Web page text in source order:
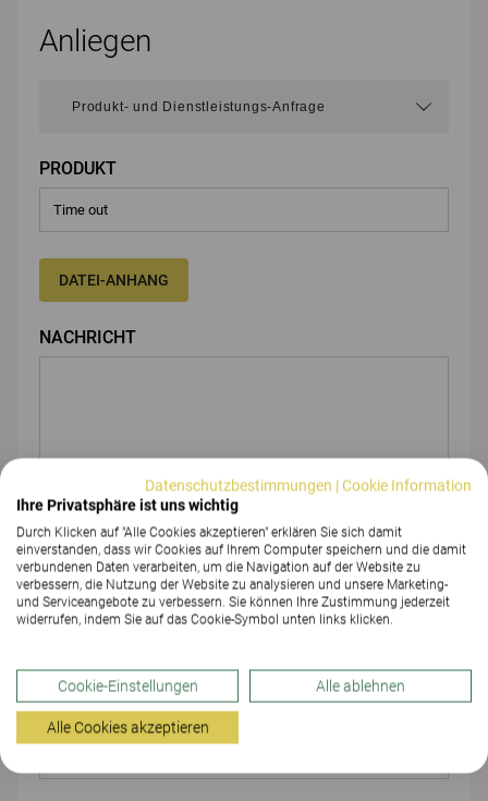
Anliegen
PRODUKT
DATEI-ANHANG
NACHRICHT
Ihre Angaben
VORNAME*
NACHNAME*
Datenschutzbestimmungen |Cookie Information
Ihre Privatsphäre ist uns wichtig
Durch Klicken auf "Alle Cookies akzeptieren" erklären Sie sich damit
einverstanden, dass wir Cookies auf Ihrem Computer speichern und die damit
verbundenen Daten verarbeiten, um die Navigation auf der Website zu
verbessern, die Nutzung der Website zu analysieren und unsere Marketing-
und Serviceangebote zu verbessern. Sie können Ihre Zustimmung jederzeit
widerrufen, indem Sie auf das Cookie-Symbol unten links klicken.
Cookie-Einstellungen Alle ablehnen
Alle Cookies akzeptieren